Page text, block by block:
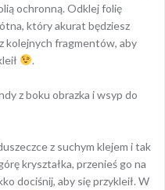
ochronną. Odklej folię
który akurat będziesz
kolejnych fragmentów, aby
.
z boku obrazka i wsyp do
z suchym klejem i tak
kryształka, przenieś go na
dociśnij, aby się przykleił. W